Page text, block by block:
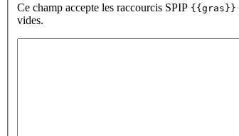
Ce champ accepte les raccourcis SPIP {{gras}}
vides.